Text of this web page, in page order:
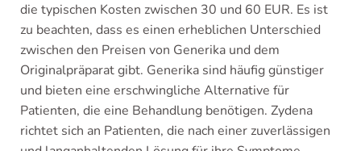
die typischen Kosten zwischen 30 und 60 EUR. Es ist
zu beachten, dass es einen erheblichen Unterschied
zwischen den Preisen von Generika und dem
Originalpräparat gibt. Generika sind häufig günstiger
und bieten eine erschwingliche Alternative für
Patienten, die eine Behandlung benötigen. Zydena
richtet sich an Patienten, die nach einer zuverlässigen